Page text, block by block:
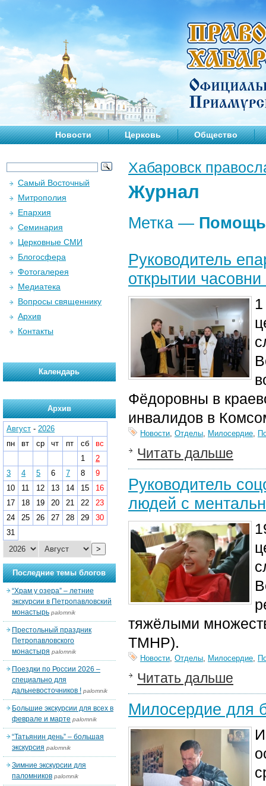
Новости Церковь Общество
Хабаровск
Журнал
Метка — Помощь
Руководитель
открытии
Фёдоровны в
инвалидов в
Новости, Отделы, Милосердие,
Читать дальше
Руководитель
людей с
тяжёлыми
ТМНР).
Новости, Отделы, Милосердие,
Читать дальше
Милосердие для
Самый Восточный
Митрополия
Епархия
Семинария
Церковные СМИ
Блогосфера
Фотогалерея
Медиатека
Вопросы священнику
Архив
Контакты
Календарь
Архив
Август - 2026
пн
вт ср чт пт сб
вс
1
2
3
4 5 6 7 8
9
10
11 12 13 14 15
16
17
18 19 20 21 22
23
24
25 26 27 28 29
30
31
>
Последние темы блогов
“Храм у озера” – летние
экскурсии в Петропавловский
монастырь palomnik
Престольный праздник
Петропавловского
монастыря palomnik
Поездки по России 2026 –
специально для
дальневосточников ! palomnik
Большие экскурсии для всех в
феврале и марте palomnik
“Татьянин день” – большая
экскурсия palomnik
Зимние экскурсии для
паломников palomnik